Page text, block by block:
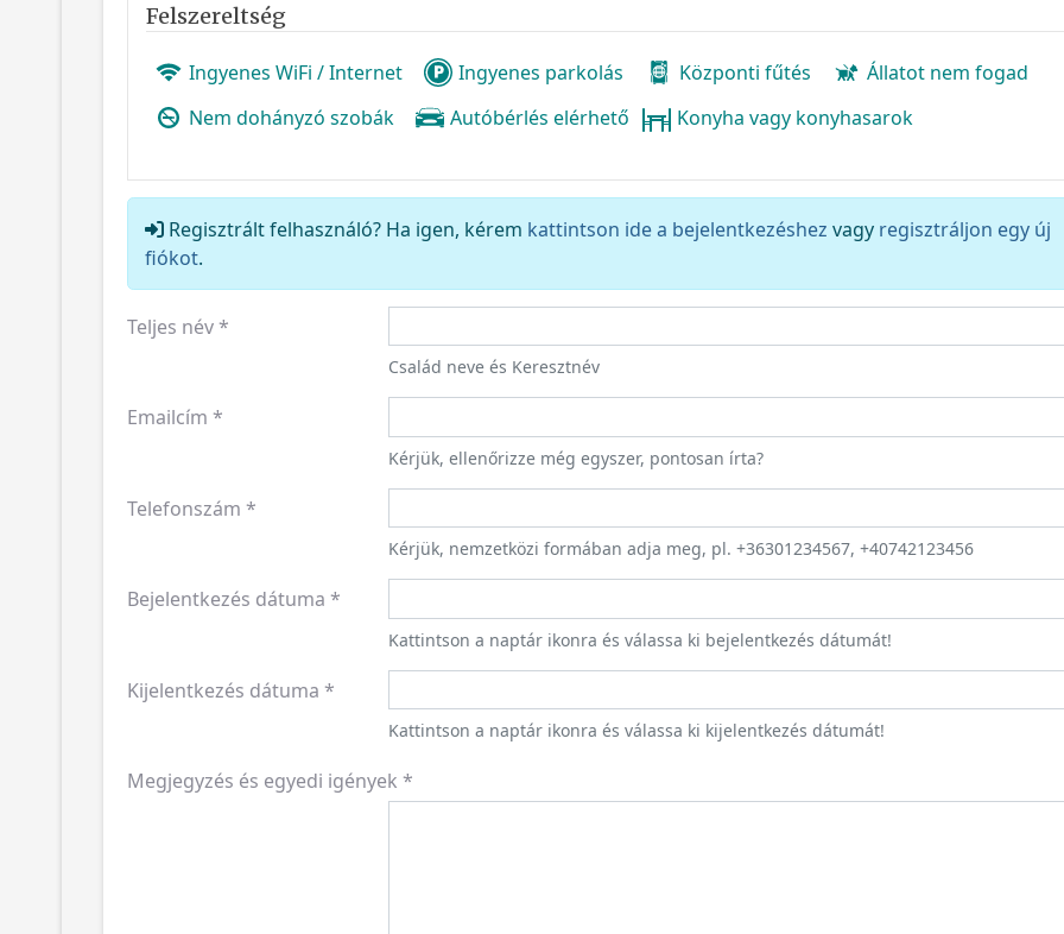
Felszereltség
Ingyenes WiFi / Internet Ingyenes parkolás Központi fűtés
Állatot nem fogad
Nem dohányzó szobák
Autóbérlés elérhető Konyha vagy konyhasarok
Regisztrált felhasználó? Ha igen, kérem kattintson ide a bejelentkezéshez vagy regisztráljon egy új
fiókot.
Teljes név*
Család neve és Keresztnév
Emailcím *
Kérjük, ellenőrizze még egyszer, pontosan írta?
Telefonszám *
Kérjük, nemzetközi formában adja meg, pl. +36301234567, +40742123456
Bejelentkezés dátuma *
Kattintson a naptár ikonra és válassa ki bejelentkezés dátumát!
Kijelentkezés dátuma *
Kattintson a naptár ikonra és válassa ki kijelentkezés dátumát!
Megjegyzés és egyedi igények *